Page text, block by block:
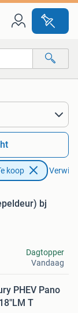
koop
bj
Dagtopper
Vandaag
PHEV Pano
T